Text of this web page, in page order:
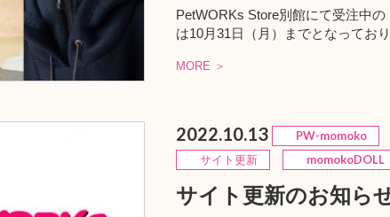
PetWORKs Store別館にて受注中の
は10月31日（月）までとなっており
MORE ＞
2022.10.13 PW-momoko
サイト更新
momokoDOLL
サイト更新のお知ら